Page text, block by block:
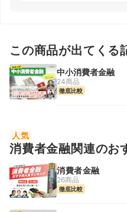
この商品が出てくる
中小消費者金融
24商品
徹底比較
人気
消費者金融関連のお
消費者金融
26商品
徹底比較